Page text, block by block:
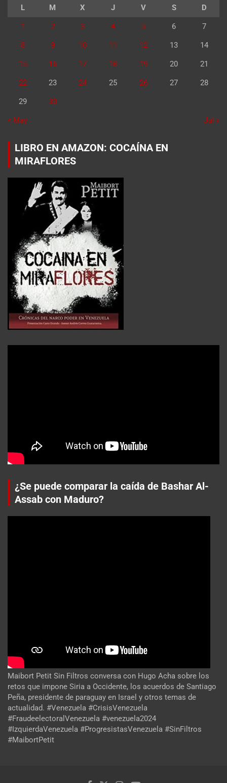
L M X J V S D
1 2 3 4 5 6 7
8 9 10 11 12 13 14
15 16 17 18 19 20 21
22 23 24 25 26 27 28
29 30
« May Jul »
LIBRO EN AMAZON: COCAÍNA EN
MIRAFLORES
¿Se puede comparar la caída de Bashar Al-
Assab con Maduro?
Maibort Petit Sin Filtros conversa con Hugo Acha sobre los
retos que impone Siria a Occidente, los acuerdos de Santiago
Peña, presidente de paraguay en Israel y otros temas de
actualidad. #Venezuela #CrisisVenezuela
#FraudeelectoralVenezuela #venezuela2024
#IzquierdaVenezuela #ProgresistasVenezuela #SinFiltros
#MaibortPetit